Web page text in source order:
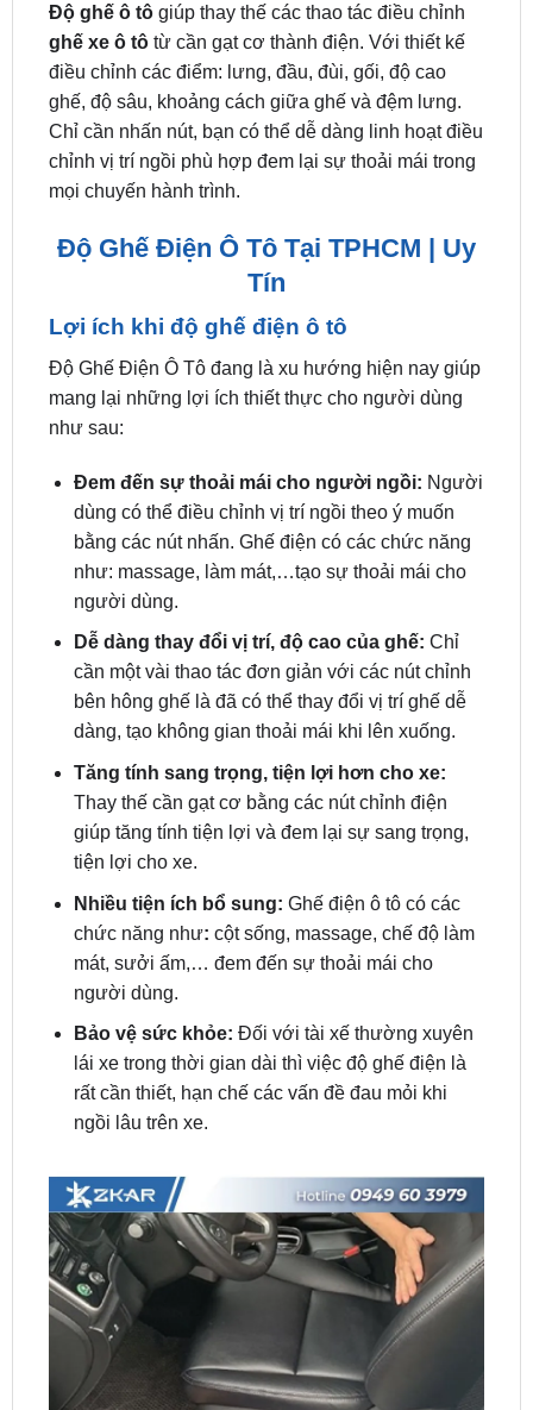
điều chỉnh các điểm: lưng, đầu, đùi, gối, độ cao
ghế, độ sâu, khoảng cách giữa ghế và đệm lưng.
Chỉ cần nhấn nút, bạn có thể dễ dàng linh hoạt điều
chỉnh vị trí ngồi phù hợp đem lại sự thoải mái trong
mọi chuyến hành trình.
Độ Ghế Điện Ô Tô Tại TPHCM | Uy
Lợi ích khi độ ghế điện ô tô
mang lại những lợi ích thiết thực cho người dùng
như sau:
Đem đến sự thoải mái cho người ngồi:
bằng các nút nhấn. Ghế điện có các chức năng
như: massage, làm mát,…tạo sự thoải mái cho
người dùng.
Dễ dàng thay đổi vị trí, độ cao của ghế:Chỉ
cần một vài thao tác đơn giản với các nút chỉnh
bên hông ghế là đã có thể thay đổi vị trí ghế dễ
dàng, tạo không gian thoải mái khi lên xuống.
Tăng tính sang trọng, tiện lợi hơn cho xe:
Thay thế cần gạt cơ bằng các nút chỉnh điện
giúp tăng tính tiện lợi và đem lại sự sang trọng,
tiện lợi cho xe.
Nhiều tiện ích bổ sung:Ghế điện ô tô có các
chức năng như
mát, sưởi ấm,… đem đến sự thoải mái cho
người dùng.
Bảo vệ sức khỏe:Đối với tài xế thường xuyên
lái xe trong thời gian dài thì việc độ ghế điện là
rất cần thiết, hạn chế các vấn đề đau mỏi khi
ngồi lâu trên xe.